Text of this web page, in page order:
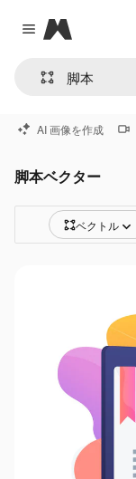
Close menu
Magnific
AI 画像を作成
脚本ベクター
ベクトル